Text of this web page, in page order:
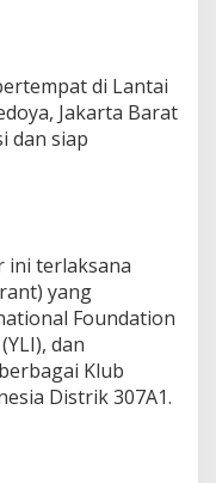
di Lantai
Jakarta Barat
dan siap
ini terlaksana
yang
Foundation
dan
Klub
Distrik 307A1.